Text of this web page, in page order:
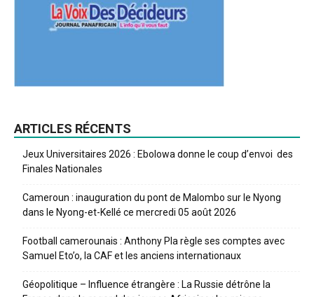
ARTICLES RÉCENTS
Jeux Universitaires 2026 : Ebolowa donne le coup d’envoi des
Finales Nationales
Cameroun : inauguration du pont de Malombo sur le Nyong
dans le Nyong-et-Kellé ce mercredi 05 août 2026
Football camerounais : Anthony Pla règle ses comptes avec
Samuel Eto’o, la CAF et les anciens internationaux
Géopolitique – Influence étrangère : La Russie détrône la